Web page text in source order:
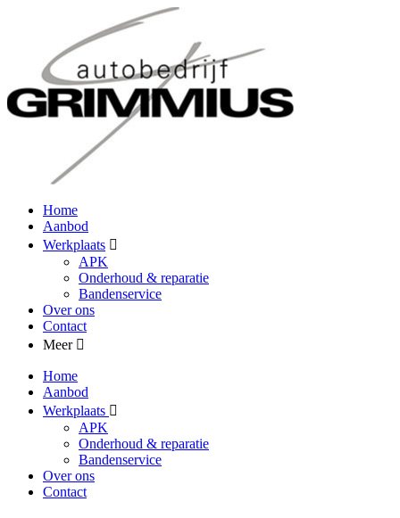
Home
Aanbod
Werkplaats
APK
Onderhoud & reparatie
Bandenservice
Over ons
Contact
Meer
Home
Aanbod
Werkplaats
APK
Onderhoud & reparatie
Bandenservice
Over ons
Contact